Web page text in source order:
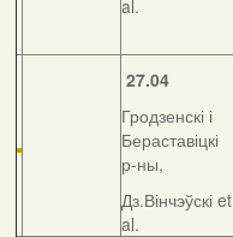
al.
27.04
Гродзенскі і
Бераставіцкі
р-ны,
Дз.Вінчэўскі et
al.